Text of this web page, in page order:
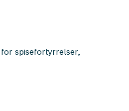
spisefortyrrelser,